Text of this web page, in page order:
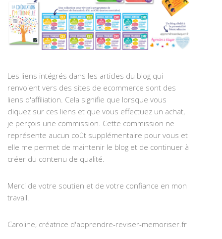
Les liens intégrés dans les articles du blog qui
renvoient vers des sites de ecommerce sont des
liens d'affiliation. Cela signifie que lorsque vous
cliquez sur ces liens et que vous effectuez un achat,
je perçois une commission. Cette commission ne
représente aucun coût supplémentaire pour vous et
elle me permet de maintenir le blog et de continuer à
créer du contenu de qualité.
Merci de votre soutien et de votre confiance en mon
travail.
Caroline, créatrice d'apprendre-reviser-memoriser.fr